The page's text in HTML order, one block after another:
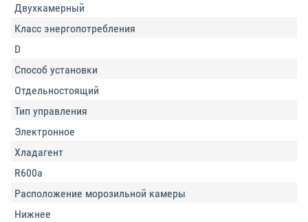
Двухкамерный
Класс энергопотребления
D
Способ установки
Отдельностоящий
Тип управления
Электронное
Хладагент
R600a
Расположение морозильной камеры
Нижнее